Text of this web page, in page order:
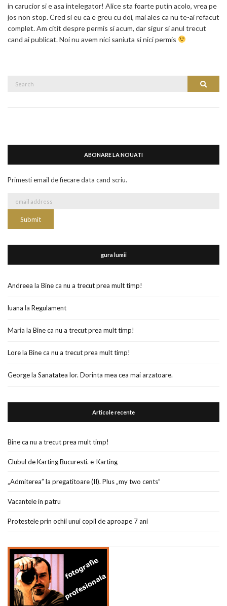
in carucior si e asa intelegator! Alice sta foarte putin acolo, vrea pe
jos non stop. Cred si eu ca e greu cu doi, mai ales ca nu te-ai refacut
complet. Am citit despre permis si acum, dar sigur si anul trecut
cand ai publicat. Noi nu avem nici saniuta si nici permis
Search
ABONARE LA NOUATI
Primesti email de fiecare data cand scriu.
gura lumii
Andreea la Bine ca nu a trecut prea mult timp!
luana la Regulament
Maria la Bine ca nu a trecut prea mult timp!
Lorela Bine ca nu a trecut prea mult timp!
Georgela Sanatatea lor. Dorinta mea cea mai arzatoare.
Articole recente
Bine ca nu a trecut prea mult timp!
Clubul de Karting Bucuresti. e-Karting
„Admiterea” la pregatitoare (II). Plus „my two cents”
Vacantele in patru
Protestele prin ochii unui copil de aproape 7 ani